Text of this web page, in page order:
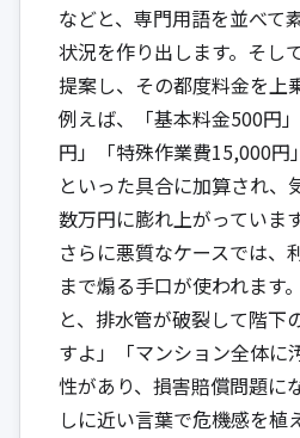
などと、専門用語を並べて
状況を作り出します。そし
提案し、その都度料金を上
例えば、「基本料金500円
円」「特殊作業費15,000円
といった具合に加算され、
数万円に膨れ上がっています
さらに悪質なケースでは、
まで煽る手口が使われます
と、排水管が破裂して階下
すよ」「マンション全体に
性があり、損害賠償問題に
しに近い言葉で危機感を植